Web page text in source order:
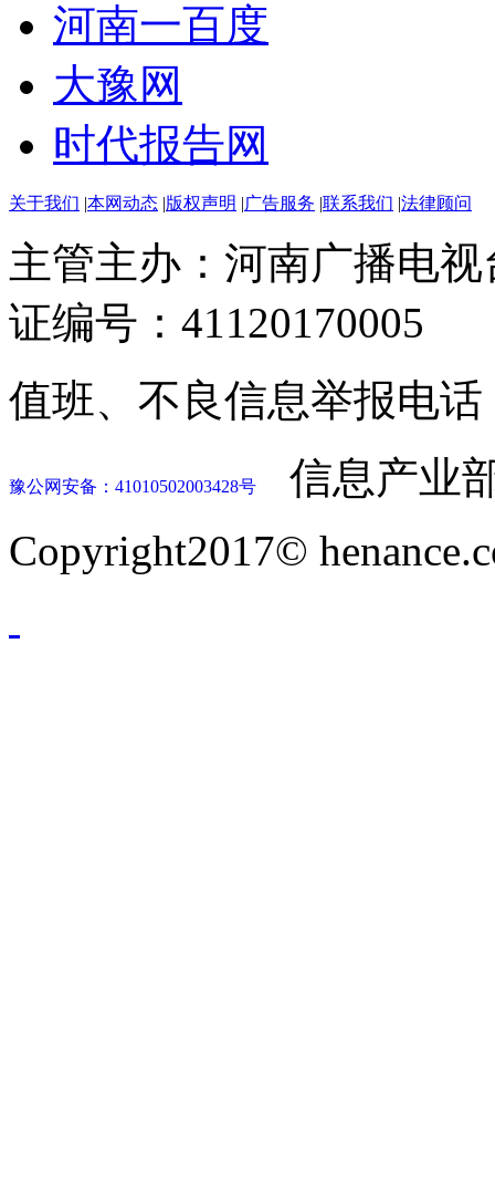
河南一百度
大豫网
时代报告网
关于我们 本网动态 版权声明 广告服务 联系我们 法律顾问
主管主办：河南广播电
证编号：41120170005
值班、不良信息举报电话
豫公网安备：41010502003428号
信息产业
Copyright2017©